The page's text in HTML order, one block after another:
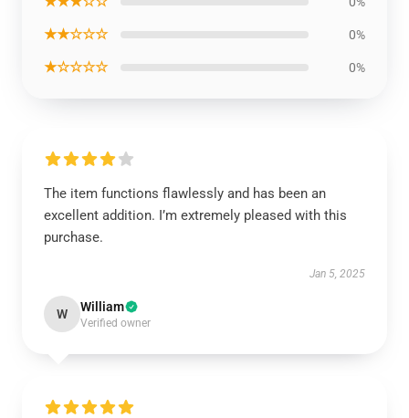
★★☆☆☆ 0%
★☆☆☆☆ 0%
The item functions flawlessly and has been an
excellent addition. I’m extremely pleased with this
purchase.
Jan 5, 2025
W William
Verified owner